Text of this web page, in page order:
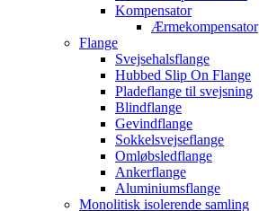
Kompensator
Ærmekompensator
Flange
Svejsehalsflange
Hubbed Slip On Flange
Pladeflange til svejsning
Blindflange
Gevindflange
Sokkelsvejseflange
Omløbsledflange
Ankerflange
Aluminiumsflange
Monolitisk isolerende samling